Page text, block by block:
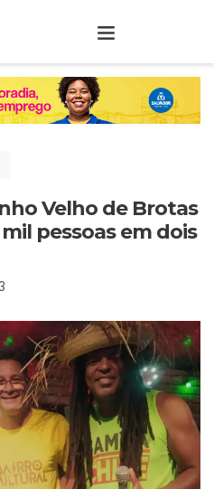
Velho de Brotas
pessoas em dois